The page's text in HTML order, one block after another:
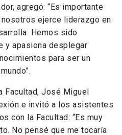
agregó: “Es importante
ejerce liderazgo en
Hemos sido
y apasiona desplegar
para ser un
Facultad, José Miguel
e invitó a los asistentes
con la Facultad: “Es muy
No pensé que me tocaría